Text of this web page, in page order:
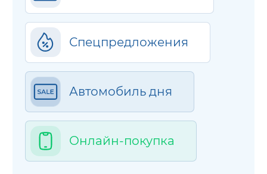
Спецпредложения
Автомобиль дня
Онлайн-покупка